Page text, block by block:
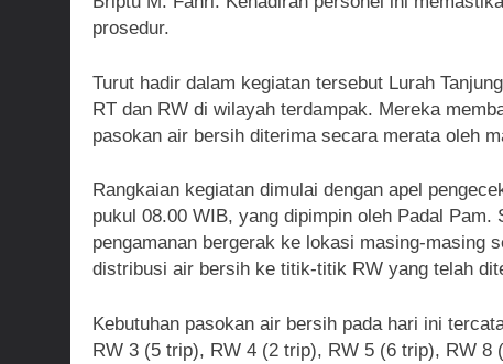
prosedur.
Turut hadir dalam kegiatan tersebut Lurah
RT dan RW di wilayah terdampak. Mereka
pasokan air bersih diterima secara merata oleh
Rangkaian kegiatan dimulai dengan apel
pukul 08.00 WIB, yang dipimpin oleh Padal
pengamanan bergerak ke lokasi masing-masing
distribusi air bersih ke titik-titik RW yang telah
Kebutuhan pasokan air bersih pada hari ini
RW 3 (5 trip), RW 4 (2 trip), RW 5 (6 trip), RW